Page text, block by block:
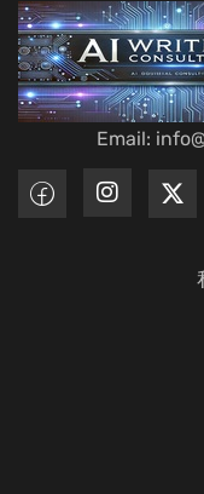
Email: